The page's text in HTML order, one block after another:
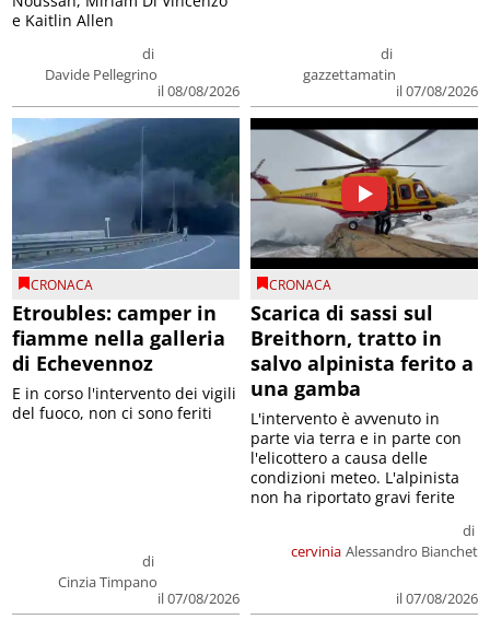
di
Davide Pellegrino
il 08/08/2026
e Kaitlin Allen
di
gazzettamatin
il 07/08/2026
CRONACA
Etroubles: camper in
fiamme nella galleria
di Echevennoz
di
Cinzia Timpano
il 07/08/2026
E in corso l'intervento dei vigili
del fuoco, non ci sono feriti
CRONACA
Scarica di sassi sul
Breithorn, tratto in
salvo alpinista ferito a
una gamba
cervinia
di
Alessandro Bianchet
il 07/08/2026
L'intervento è avvenuto in
parte via terra e in parte con
l'elicottero a causa delle
condizioni meteo. L'alpinista
non ha riportato gravi ferite